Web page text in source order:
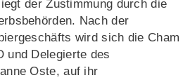
der Zustimmung durch die
Nach der
wird sich die Cham
und Delegierte des
Oste, auf ihr